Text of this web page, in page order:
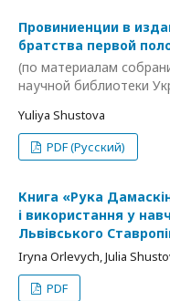
Провиниенции в
братства первой
(по материалам
научной библиотеки
Yuliya Shustova
PDF (Русский)
Книга «Рука
і використання у
Львівського
Iryna Orlevych, Julia
PDF